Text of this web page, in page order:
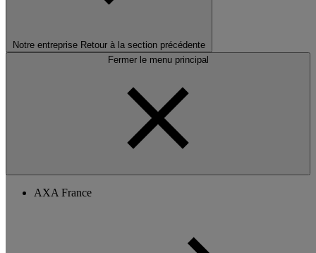
Notre entreprise Retour à la section précédente
Fermer le menu principal
AXA France